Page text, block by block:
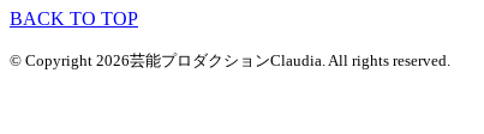
BACK TO TOP
© Copyright 2026芸能プロダクションClaudia. All rights reserved.